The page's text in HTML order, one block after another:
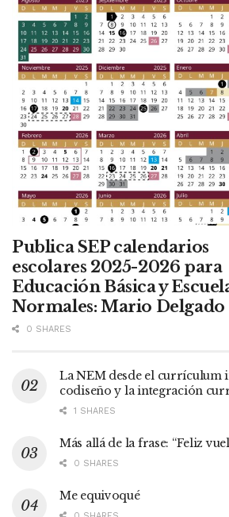
Publica SEP calendarios
escolares 2025-2026 para
Educación Básica y
Normales: Mario Delgado
0 SHARES
La NEM desde el currículum
codiseño y la integración
1 SHARES
Más allá de la frase: “Feliz
0 SHARES
Me equivoqué